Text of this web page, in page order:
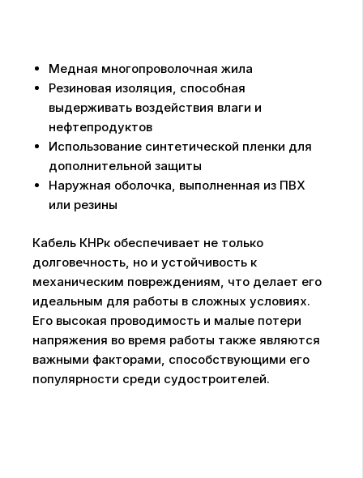
Медная многопроволочная жила
Резиновая изоляция, способная
выдерживать воздействия влаги и
нефтепродуктов
Использование синтетической пленки для
дополнительной защиты
Наружная оболочка, выполненная из ПВХ
или резины
Кабель КНРк обеспечивает не только
долговечность, но и устойчивость к
механическим повреждениям, что делает его
идеальным для работы в сложных условиях.
Его высокая проводимость и малые потери
напряжения во время работы также являются
важными факторами, способствующими его
популярности среди судостроителей.